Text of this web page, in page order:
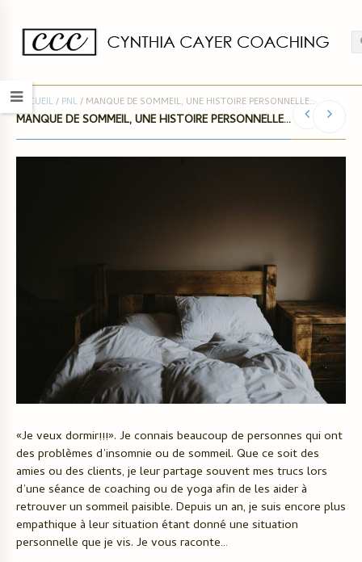
ACCUEIL/ PNL/ MANQUE DE SOMMEIL, UNE HISTOIRE PERSONNELLE…
MANQUE DE SOMMEIL, UNE HISTOIRE PERSONNELLE…
«Je veux dormir!!!». Je connais beaucoup de personnes qui ont
des problèmes d’insomnie ou de sommeil. Que ce soit des
amies ou des clients, je leur partage souvent mes trucs lors
d’une séance de coaching ou de yoga afin de les aider à
retrouver un sommeil paisible. Depuis un an, je suis encore plus
empathique à leur situation étant donné une situation
personnelle que je vis. Je vous raconte…